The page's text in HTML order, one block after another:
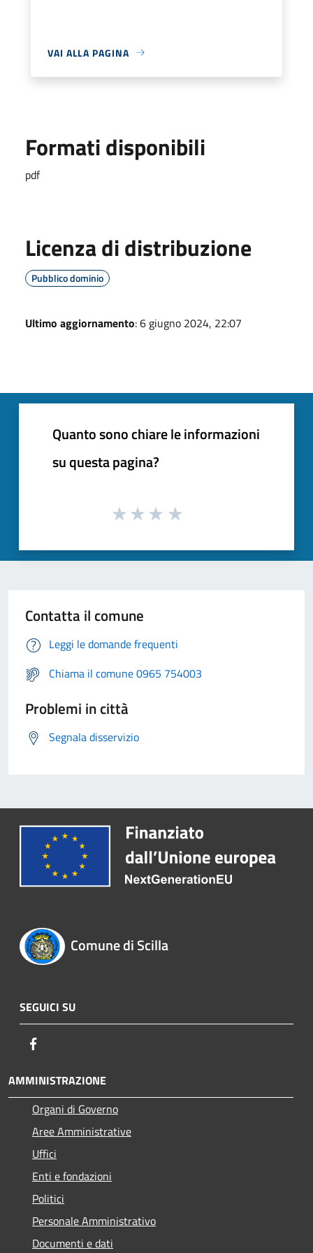
VAI ALLA PAGINA
Formati disponibili
pdf
Licenza di distribuzione
Pubblico dominio
Ultimo aggiornamento: 6 giugno 2024, 22:07
Quanto sono chiare le informazioni
su questa pagina?
Contatta il comune
Leggi le domande frequenti
Chiama il comune 0965 754003
Problemi in città
Segnala disservizio
Comune di Scilla
SEGUICI SU
AMMINISTRAZIONE
Organi di Governo
Aree Amministrative
Uffici
Enti e fondazioni
Politici
Personale Amministrativo
Documenti e dati